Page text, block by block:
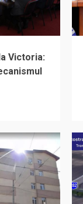
Victoria: